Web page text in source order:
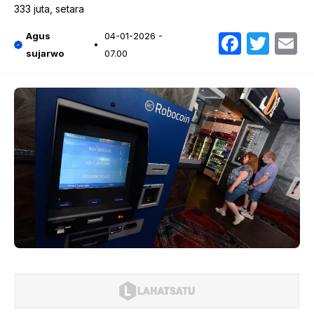
333 juta, setara
Agus
sujarwo
04-01-2026 -
07.00